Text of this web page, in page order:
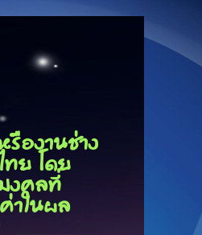
งานช่าง
ย โดย
งคลที่
าในผล